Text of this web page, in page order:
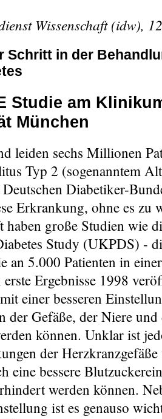
Wissenschaft (idw),
Schritt in der
Studie am
München
leiden sechs Millionen
Typ 2 (sogenanntem
Diabetiker-
Erkrankung, ohne es zu
haben große Studien wie
Study (UKPDS) -
an 5.000 Patienten in
erste Ergebnisse 1998
einer besseren
der Gefäße, der Niere
können. Unklar ist
der
eine bessere
werden können.
ist es genauso